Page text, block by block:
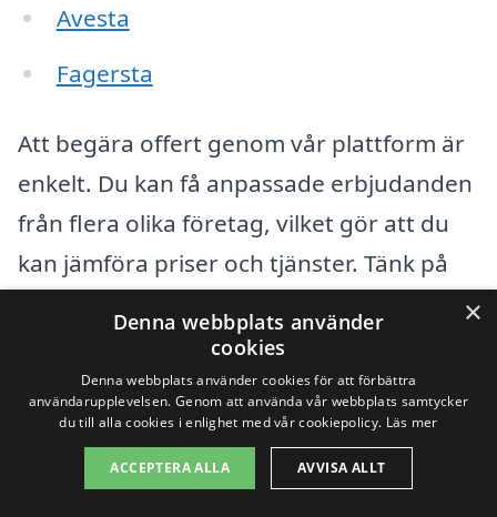
Avesta
Fagersta
Att begära offert genom vår plattform är
enkelt. Du kan få anpassade erbjudanden
från flera olika företag, vilket gör att du
kan jämföra priser och tjänster. Tänk på
dessa faktorer när du väljer din flytthjälp:
Pris – Se till att jämföra priser mellan
olika företag för att få bästa möjliga
erbjudande.
×
Denna webbplats använder
cookies
Denna webbplats använder cookies för att förbättra
användarupplevelsen. Genom att använda vår webbplats samtycker
du till alla cookies i enlighet med vår cookiepolicy. Läs mer
ACCEPTERA ALLA AVVISA ALLT